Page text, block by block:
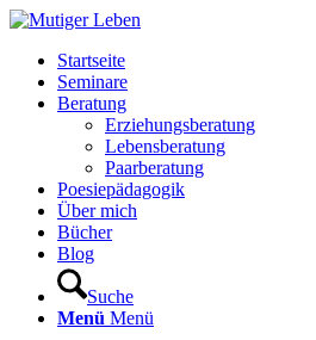
Startseite
Seminare
Beratung
Erziehungsberatung
Lebensberatung
Paarberatung
Poesiepädagogik
Über mich
Bücher
Blog
Suche
Menü Menü